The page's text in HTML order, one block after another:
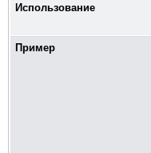
Использование
Пример